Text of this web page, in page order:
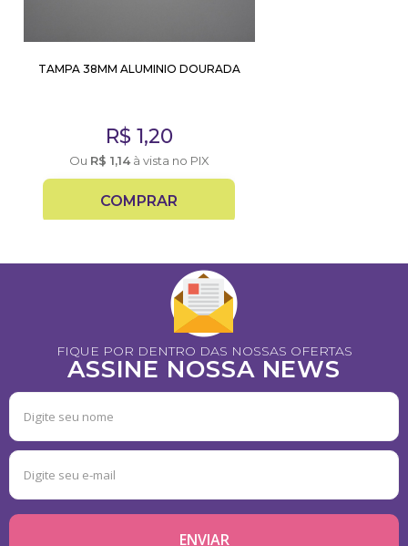
TAMPA 38MM ALUMINIO DOURADA
R$ 1,20
Ou R$ 1,14à vista no PIX
COMPRAR
FIQUE POR DENTRO DAS NOSSAS OFERTAS
ASSINE NOSSA NEWS